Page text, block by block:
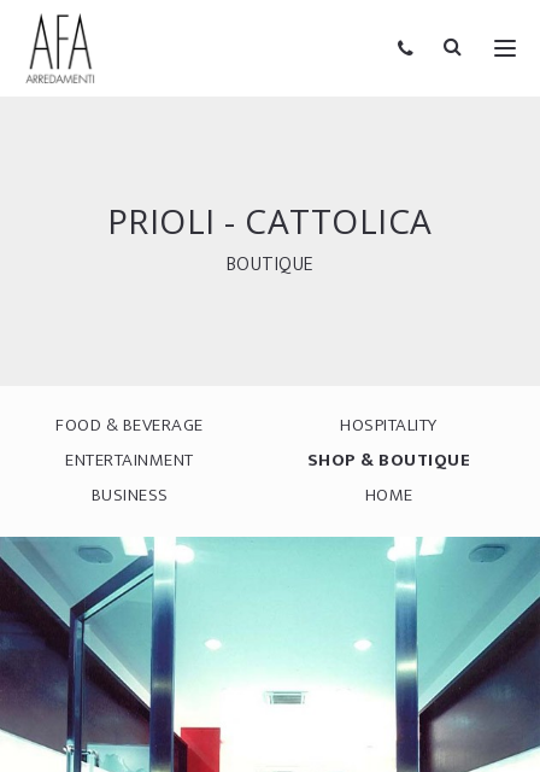
PRIOLI - CATTOLICA
BOUTIQUE
FOOD & BEVERAGE
HOSPITALITY
ENTERTAINMENT
SHOP & BOUTIQUE
BUSINESS
HOME